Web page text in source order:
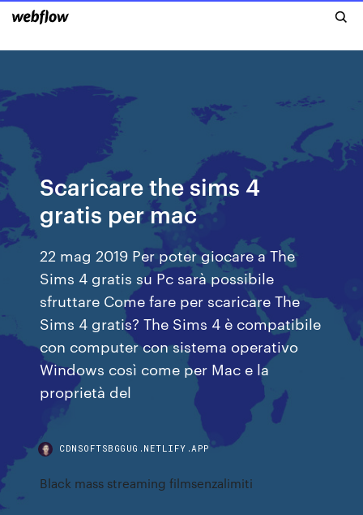
Scaricare the sims 4
gratis per mac
22 mag 2019 Per poter giocare a The
Sims 4 gratis su Pc sarà possibile
sfruttare Come fare per scaricare The
Sims 4 gratis? The Sims 4 è compatibile
con computer con sistema operativo
Windows così come per Mac e la
proprietà del
CDNSOFTSBGGUG.NETLIFY.APP
Black mass streaming filmsenzalimiti